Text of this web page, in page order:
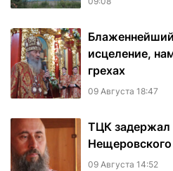
исцеление,
грехах
09 Августа 18:47
ТЦК задержал
09 Августа 14:52